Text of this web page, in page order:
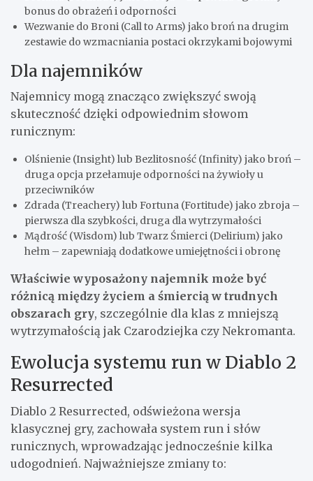
bonus do obrażeń i odporności
Wezwanie do Broni (Call to Arms) jako broń na drugim
zestawie do wzmacniania postaci okrzykami bojowymi
Dla najemników
Najemnicy mogą znacząco zwiększyć swoją
skuteczność dzięki odpowiednim słowom
runicznym:
Olśnienie (Insight) lub Bezlitosność (Infinity) jako broń –
druga opcja przełamuje odporności na żywioły u
przeciwników
Zdrada (Treachery) lub Fortuna (Fortitude) jako zbroja –
pierwsza dla szybkości, druga dla wytrzymałości
Mądrość (Wisdom) lub Twarz Śmierci (Delirium) jako
hełm – zapewniają dodatkowe umiejętności i obronę
Właściwie wyposażony najemnik może być
różnicą między życiem a śmiercią w trudnych
obszarach gry, szczególnie dla klas z mniejszą
wytrzymałością jak Czarodziejka czy Nekromanta.
Ewolucja systemu run w Diablo 2
Resurrected
Diablo 2 Resurrected, odświeżona wersja
klasycznej gry, zachowała system run i słów
runicznych, wprowadzając jednocześnie kilka
udogodnień. Najważniejsze zmiany to: